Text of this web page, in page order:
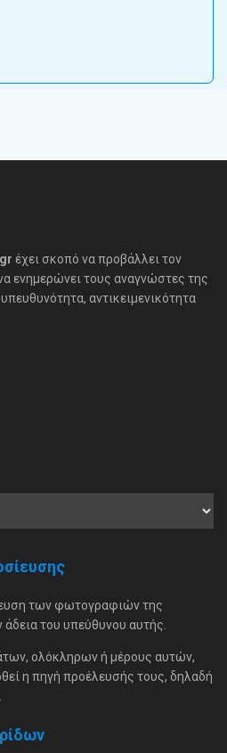
έχει σκοπό να προβάλλει τον
ενημερώνει τους αναγνώστες της
αντικειμενικότητα
των φωτογραφιών της
του υπεύθυνου αυτής.
ολόκληρων ή μέρους αυτών,
η πηγή προέλευσής τους, δηλαδή